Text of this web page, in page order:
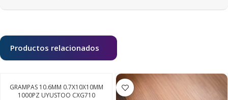
Productos relacionados
GRAMPAS 10.6MM 0.7X10X10MM
1000PZ UYUSTOO CXG710